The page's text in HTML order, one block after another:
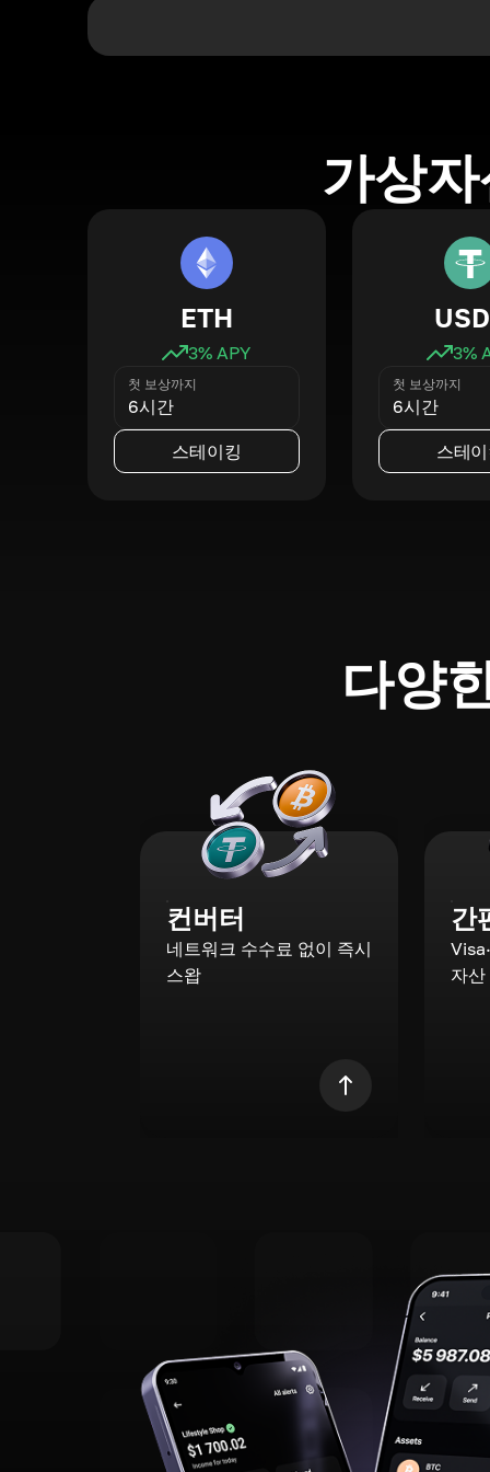
가상
ETH
3% APY
첫 보상까지
6시간
스테이킹
3%
첫 보상까지
6시간
스테
다양
컨버터
네트워크 수수료 없이 즉시
스왑
간
자